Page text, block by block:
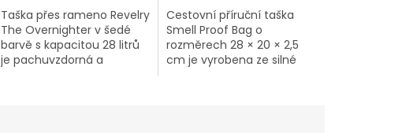
Taška přes rameno Revelry
The Overnighter v šedé
barvě s kapacitou 28 litrů
je pachuvzdorná a
Cestovní příruční taška
Smell Proof Bag o
rozměrech 28 × 20 × 2,5
cm je vyrobena ze silné